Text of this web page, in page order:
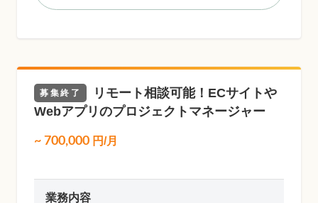
募集終了
リモート相談可能！ECサイトや
Webアプリのプロジェクトマネージャー
~ 700,000 円/月
業務内容